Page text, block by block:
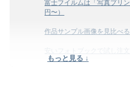
富士フイルムは「写真プリ
円〜）
作品サンプル画像を見比べる
もっと見る ↓